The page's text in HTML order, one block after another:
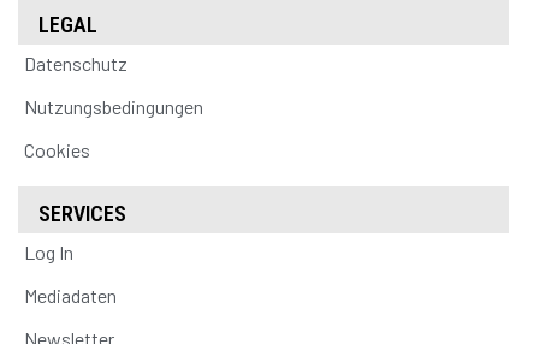
LEGAL
Datenschutz
Nutzungsbedingungen
Cookies
SERVICES
Log In
Mediadaten
Newsletter